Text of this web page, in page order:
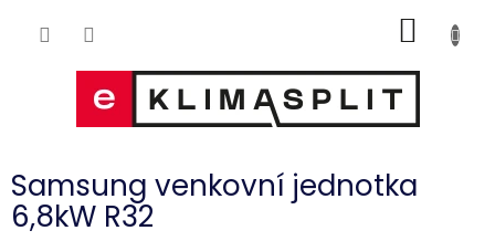
KOŠÍK
Samsung venkovní jednotka
6,8kW R32